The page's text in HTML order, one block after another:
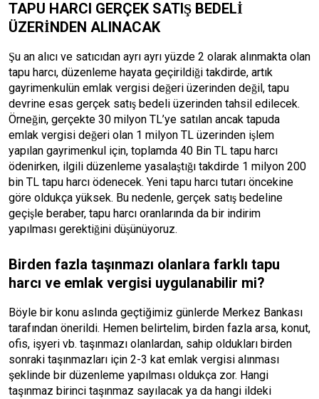
TAPU HARCI GERÇEK SATIŞ BEDELİ
ÜZERİNDEN ALINACAK
Şu an alıcı ve satıcıdan ayrı ayrı yüzde 2 olarak alınmakta olan
tapu harcı, düzenleme hayata geçirildiği takdirde, artık
gayrimenkulün emlak vergisi değeri üzerinden değil, tapu
devrine esas gerçek satış bedeli üzerinden tahsil edilecek.
Örneğin, gerçekte 30 milyon TL’ye satılan ancak tapuda
emlak vergisi değeri olan 1 milyon TL üzerinden işlem
yapılan gayrimenkul için, toplamda 40 Bin TL tapu harcı
ödenirken, ilgili düzenleme yasalaştığı takdirde 1 milyon 200
bin TL tapu harcı ödenecek. Yeni tapu harcı tutarı öncekine
göre oldukça yüksek. Bu nedenle, gerçek satış bedeline
geçişle beraber, tapu harcı oranlarında da bir indirim
yapılması gerektiğini düşünüyoruz.
Birden fazla taşınmazı olanlara farklı tapu
harcı ve emlak vergisi uygulanabilir mi?
Böyle bir konu aslında geçtiğimiz günlerde Merkez Bankası
tarafından önerildi. Hemen belirtelim, birden fazla arsa, konut,
ofis, işyeri vb. taşınmazı olanlardan, sahip oldukları birden
sonraki taşınmazları için 2-3 kat emlak vergisi alınması
şeklinde bir düzenleme yapılması oldukça zor. Hangi
taşınmaz birinci taşınmaz sayılacak ya da hangi ildeki